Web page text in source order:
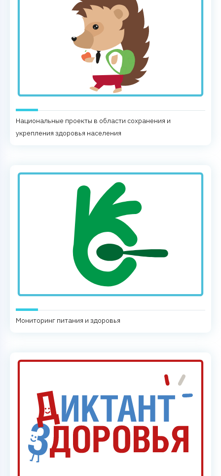
Национальные проекты в области сохранения и
укрепления здоровья населения
Мониторинг питания и здоровья